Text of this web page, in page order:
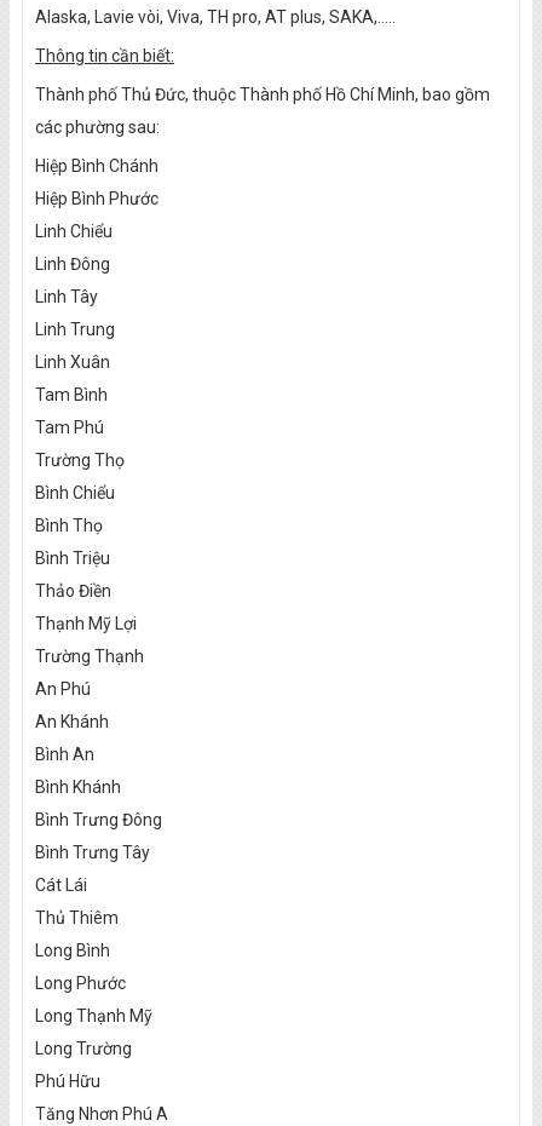
Alaska, Lavie vòi, Viva, TH pro, AT plus, SAKA,.....
Thông tin cần biết:
Thành phố Thủ Đức, thuộc Thành phố Hồ Chí Minh, bao gồm
các phường sau:
Hiệp Bình Chánh
Hiệp Bình Phước
Linh Chiểu
Linh Đông
Linh Tây
Linh Trung
Linh Xuân
Tam Bình
Tam Phú
Trường Thọ
Bình Chiểu
Bình Thọ
Bình Triệu
Thảo Điền
Thạnh Mỹ Lợi
Trường Thạnh
An Phú
An Khánh
Bình An
Bình Khánh
Bình Trưng Đông
Bình Trưng Tây
Cát Lái
Thủ Thiêm
Long Bình
Long Phước
Long Thạnh Mỹ
Long Trường
Phú Hữu
Tăng Nhơn Phú A